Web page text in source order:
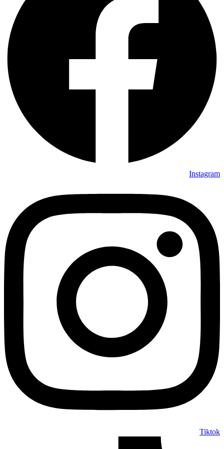
المراتب الصحية.
دولاب جرار واسع:بآلية حركة انسيابية وتقسيم داخلي ذكي يشمل
أدراج مغلقة، أرفف واسعة، وشماعات ملابس.
كريستال ناصية النقاء.
بتصميم متناسق يوفر مساحة تخزين جانبية عملية
جلوريا للأثاث.
دليل العناية والصيانة الطويلة الأمد:
للحفاظ على المظهر الفاخر لغرفة نوم فلورا، يُوصى بمسح الأسطح
الخشبية دورياً باستخدام قطعة قماش جافة من الألياف الدقيقة
الغزيرة. كما يُفضل تنظيف تنجيد السرير بفرشاة المكنسة الناعمة
للحفاظ على انسجة القماش.اكتشف المزيد من موديلات غرف النوم
المودرن الفاخرة عبر زيارة قسم
، أو التواصل المباشر
مع خبراء الأثاث لدينا للاستفسارات وتأكيد المقاسات عبرالواتساب
الرسمي.
Instagram
Tiktok